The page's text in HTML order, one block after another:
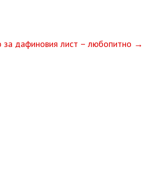
за дафиновия лист – любопитно →